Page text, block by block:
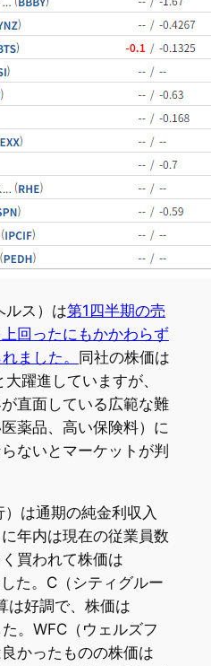
ルス）は第1四半期の売
回ったにもかかわらず
ました。
同社の株価は
躍進していますが、
直面している広範な難
薬品、高い保険料）に
ないとマーケットが判
は通期の純金利収入
年内は現在の従業員数
買われて株価は
た。C（シティグルー
は好調で、株価は
。WFC（ウェルズフ
かったものの株価は